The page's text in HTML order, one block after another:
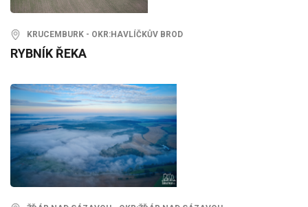
KRUCEMBURK - OKR:HAVLÍČKŮV BROD
RYBNÍK ŘEKA